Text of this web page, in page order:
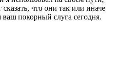
что они так или иначе
ваш покорный слуга сегодня.